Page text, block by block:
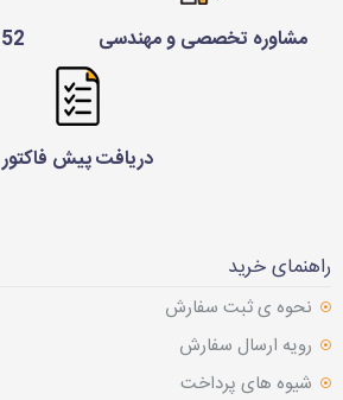
مشاوره تخصصی و مهندسی 52 75 229 0910
دریافت پیش فاکتور
راهنمای خرید
نحوه ی ثبت سفارش
رویه ارسال سفارش
شیوه های پرداخت